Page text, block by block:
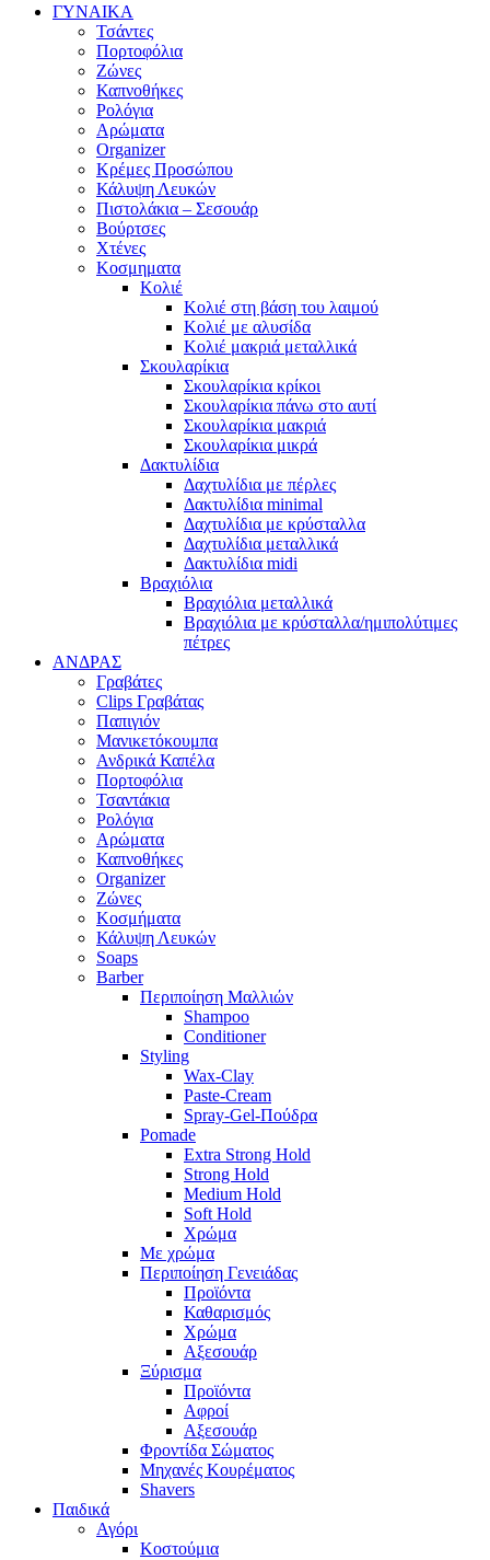
ΓΥΝΑΙΚΑ
Τσάντες
Πορτοφόλια
Ζώνες
Καπνοθήκες
Ρολόγια
Αρώματα
Organizer
Κρέμες Προσώπου
Κάλυψη Λευκών
Πιστολάκια – Σεσουάρ
Βούρτσες
Χτένες
Κοσμηματα
Κολιέ
Κολιέ στη βάση του λαιμού
Κολιέ με αλυσίδα
Κολιέ μακριά μεταλλικά
Σκουλαρίκια
Σκουλαρίκια κρίκοι
Σκουλαρίκια πάνω στο αυτί
Σκουλαρίκια μακριά
Σκουλαρίκια μικρά
Δακτυλίδια
Δαχτυλίδια με πέρλες
Δακτυλίδια minimal
Δαχτυλίδια με κρύσταλλα
Δαχτυλίδια μεταλλικά
Δακτυλίδια midi
Βραχιόλια
Βραχιόλια μεταλλικά
Βραχιόλια με κρύσταλλα/ημιπολύτιμες
πέτρες
ΑΝΔΡΑΣ
Γραβάτες
Clips Γραβάτας
Παπιγιόν
Μανικετόκουμπα
Ανδρικά Καπέλα
Πορτοφόλια
Τσαντάκια
Ρολόγια
Αρώματα
Καπνοθήκες
Organizer
Ζώνες
Κοσμήματα
Κάλυψη Λευκών
Soaps
Barber
Περιποίηση Μαλλιών
Shampoo
Conditioner
Styling
Wax-Clay
Paste-Cream
Spray-Gel-Πούδρα
Pomade
Extra Strong Hold
Strong Hold
Medium Hold
Soft Hold
Χρώμα
Με χρώμα
Περιποίηση Γενειάδας
Προϊόντα
Καθαρισμός
Χρώμα
Αξεσουάρ
Ξύρισμα
Προϊόντα
Αφροί
Αξεσουάρ
Φροντίδα Σώματος
Μηχανές Κουρέματος
Shavers
Παιδικά
Αγόρι
Κοστούμια